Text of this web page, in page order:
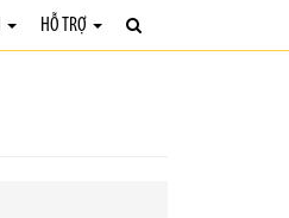
HỖ TRỢ